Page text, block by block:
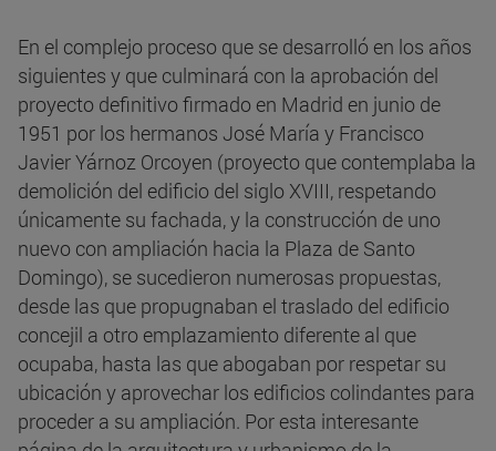
En el complejo proceso que se desarrolló en los años
siguientes y que culminará con la aprobación del
proyecto definitivo firmado en Madrid en junio de
1951 por los hermanos José María y Francisco
Javier Yárnoz Orcoyen (proyecto que contemplaba la
demolición del edificio del siglo XVIII, respetando
únicamente su fachada, y la construcción de uno
nuevo con ampliación hacia la Plaza de Santo
Domingo), se sucedieron numerosas propuestas,
desde las que propugnaban el traslado del edificio
concejil a otro emplazamiento diferente al que
ocupaba, hasta las que abogaban por respetar su
ubicación y aprovechar los edificios colindantes para
proceder a su ampliación. Por esta interesante